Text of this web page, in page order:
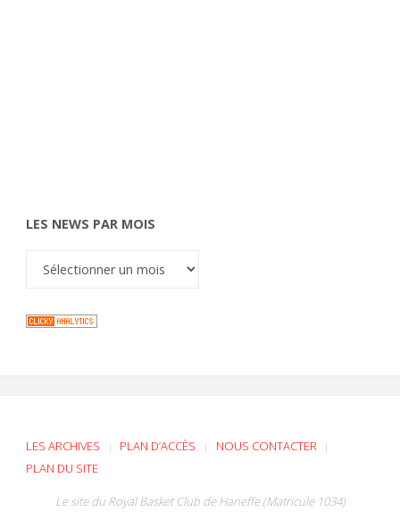
LES NEWS PAR MOIS
LES ARCHIVES | PLAN D’ACCÈS | NOUS CONTACTER |
PLAN DU SITE
Le site du Royal Basket Club de Haneffe (Matricule 1034)